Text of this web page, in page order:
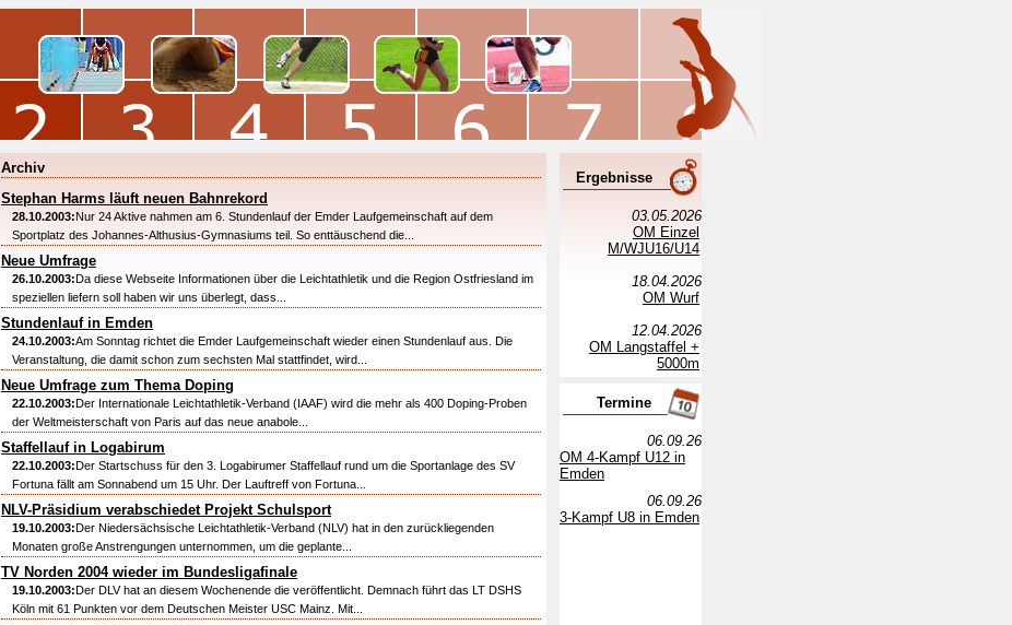
Archiv
Stephan Harms läuft neuen Bahnrekord
28.10.2003:Nur 24 Aktive nahmen am 6. Stundenlauf der Emder Laufgemeinschaft auf dem
Sportplatz des Johannes-Althusius-Gymnasiums teil. So enttäuschend die...
Neue Umfrage
26.10.2003:Da diese Webseite Informationen über die Leichtathletik und die Region Ostfriesland im
speziellen liefern soll haben wir uns überlegt, dass...
Stundenlauf in Emden
24.10.2003:Am Sonntag richtet die Emder Laufgemeinschaft wieder einen Stundenlauf aus. Die
Veranstaltung, die damit schon zum sechsten Mal stattfindet, wird...
Neue Umfrage zum Thema Doping
22.10.2003:Der Internationale Leichtathletik-Verband (IAAF) wird die mehr als 400 Doping-Proben
der Weltmeisterschaft von Paris auf das neue anabole...
Staffellauf in Logabirum
22.10.2003:Der Startschuss für den 3. Logabirumer Staffellauf rund um die Sportanlage des SV
Fortuna fällt am Sonnabend um 15 Uhr. Der Lauftreff von Fortuna...
NLV-Präsidium verabschiedet Projekt Schulsport
19.10.2003:Der Niedersächsische Leichtathletik-Verband (NLV) hat in den zurückliegenden
Monaten große Anstrengungen unternommen, um die geplante...
TV Norden 2004 wieder im Bundesligafinale
19.10.2003:Der DLV hat an diesem Wochenende die veröffentlicht. Demnach führt das LT DSHS
Köln mit 61 Punkten vor dem Deutschen Meister USC Mainz. Mit...
Ergebnisse
03.05.2026
OM Einzel
M/WJU16/U14
18.04.2026
OM Wurf
12.04.2026
OM Langstaffel +
5000m
Termine
06.09.26
OM 4-Kampf U12 in
Emden
06.09.26
3-Kampf U8 in Emden